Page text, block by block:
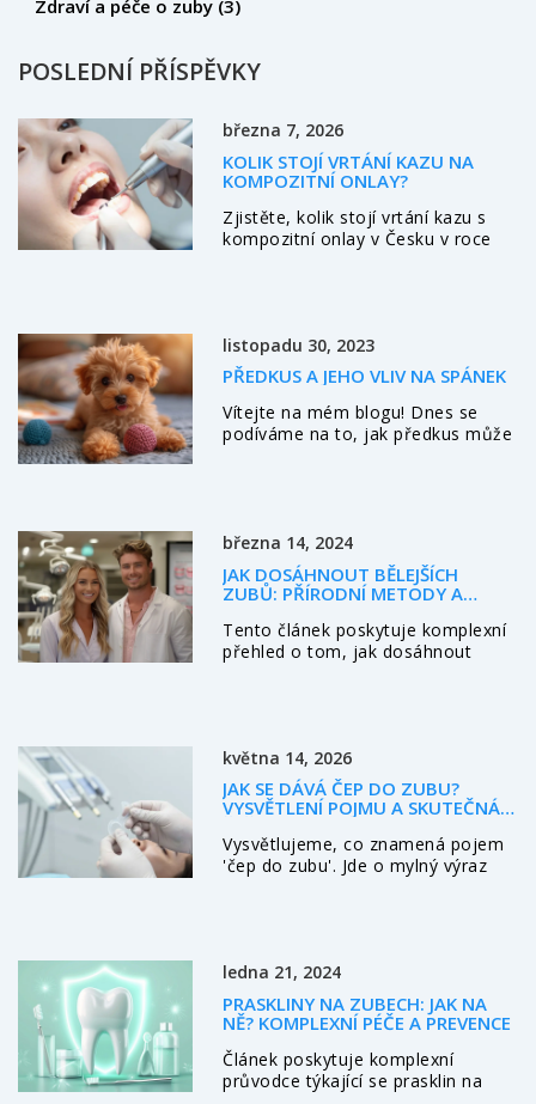
Zdraví a péče o zuby (3)
POSLEDNÍ PŘÍSPĚVKY
března 7, 2026
KOLIK STOJÍ VRTÁNÍ KAZU NA
KOMPOZITNÍ ONLAY?
Zjistěte, kolik stojí vrtání kazu s
kompozitní onlay v Česku v roce
listopadu 30, 2023
PŘEDKUS A JEHO VLIV NA SPÁNEK
Vítejte na mém blogu! Dnes se
podíváme na to, jak předkus může
o tom, jak různé metody léčby
mohou pomoci zlepšit situaci. Díky
mému příspěvku si můžete udělat
jasný obrázek o této problematice.
Těším se na vaše komentáře a na
další diskuzi.
března 14, 2024
JAK DOSÁHNOUT BĚLEJŠÍCH
ZUBŮ: PŘÍRODNÍ METODY A
Tento článek poskytuje komplexní
přehled o tom, jak dosáhnout
používat. Prozkoumáváme i časté
mýty a poskytujeme tipy k udržení
dlouhodobě bílých zubů.
května 14, 2026
JAK SE DÁVÁ ČEP DO ZUBU?
VYSVĚTLENÍ POJMU A SKUTEČNÁ
Vysvětlujeme, co znamená pojem
'čep do zubu'. Jde o mylný výraz
ledna 21, 2024
PRASKLINY NA ZUBECH: JAK NA
NĚ? KOMPLEXNÍ PÉČE A PREVENCE
Článek poskytuje komplexní
průvodce týkající se prasklin na